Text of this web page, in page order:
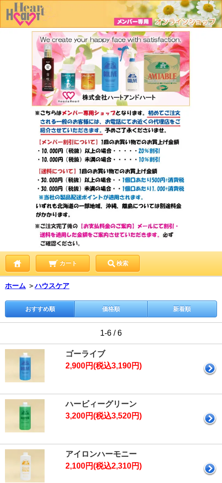
カート 検索
ホーム ＞ハウスケア
おすすめ順 価格順 新着順
1-6 / 6
ゴーライブ
2,900円(税込3,190円)
ハービィーグリーン
3,200円(税込3,520円)
アイロンハーモニー
2,100円(税込2,310円)